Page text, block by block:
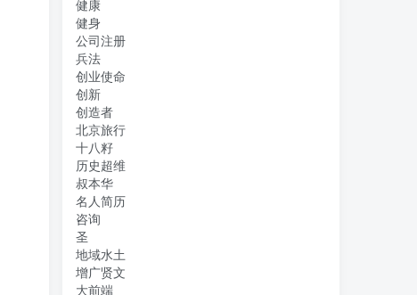
健康
健身
公司注册
兵法
创业使命
创新
创造者
北京旅行
十八籽
历史超维
叔本华
名人简历
咨询
圣
地域水土
增广贤文
大前端